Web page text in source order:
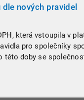
nových pravidel
která vstoupila v
pro společníky
této doby se
zákona týkající
při správě DPH.